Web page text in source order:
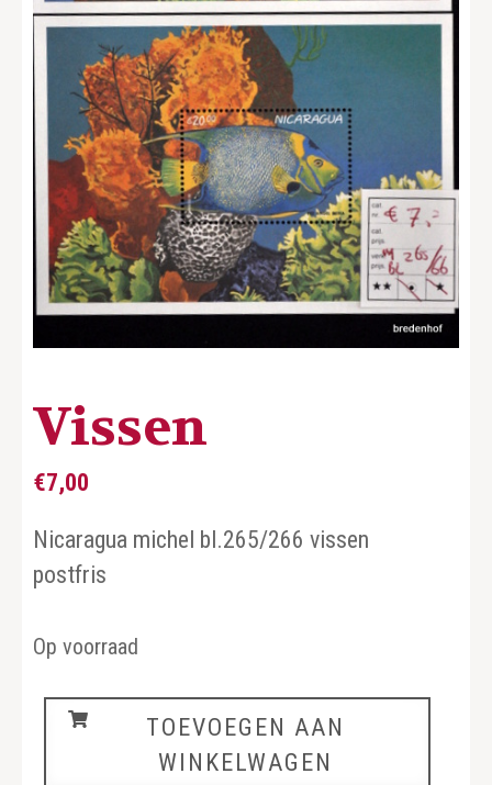
Vissen
€7,00
Nicaragua michel bl.265/266 vissen
postfris
Op voorraad
Vissen
TOEVOEGEN AAN
WINKELWAGEN